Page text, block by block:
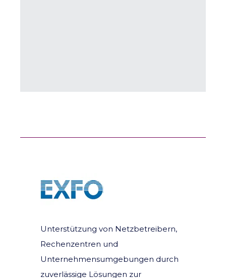
Unterstützung von Netzbetreibern,
Rechenzentren und
Unternehmensumgebungen durch
zuverlässige Lösungen zur